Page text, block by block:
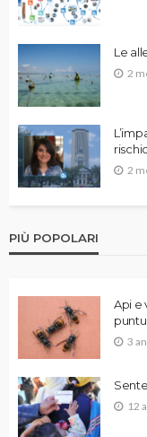
Le
2
2
PIÙ POPOLARI
Api e
3
12